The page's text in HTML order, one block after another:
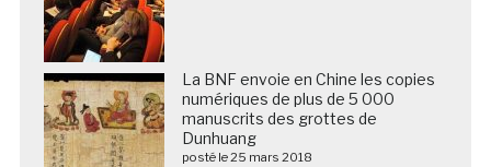
La BNF envoie en Chine les copies
numériques de plus de 5 000
manuscrits des grottes de
Dunhuang
posté le 25 mars 2018